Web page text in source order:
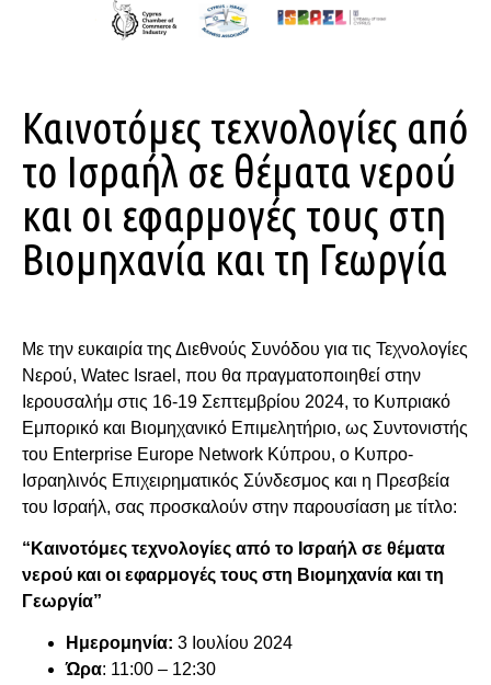
Καινοτόμες τεχνολογίες από
το Ισραήλ σε θέματα νερού
και οι εφαρμογές τους στη
Βιομηχανία και τη Γεωργία
Με την ευκαιρία της Διεθνούς Συνόδου για τις Τεχνολογίες
Νερού, Watec Israel, που θα πραγματοποιηθεί στην
Ιερουσαλήμ στις 16-19 Σεπτεμβρίου 2024, το Κυπριακό
Εμπορικό και Βιομηχανικό Επιμελητήριο, ως Συντονιστής
του Enterprise Europe Network Κύπρου, ο Κυπρο-
Ισραηλινός Επιχειρηματικός Σύνδεσμος και η Πρεσβεία
του Ισραήλ, σας προσκαλούν στην παρουσίαση με τίτλο:
“Καινοτόμες τεχνολογίες από το Ισραήλ σε θέματα
νερού και οι εφαρμογές τους στη Βιομηχανία και τη
Γεωργία”
Ημερομηνία: 3 Ιουλίου 2024
Ώρα: 11:00 – 12:30